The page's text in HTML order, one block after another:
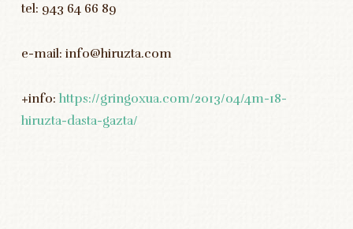
tel: 943 64 66 89
e-mail: info@hiruzta.com
+info:https://gringoxua.com/2013/04/4m-18-
hiruzta-dasta-gazta/